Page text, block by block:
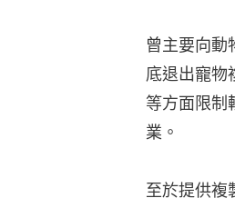
曾主要向動
底退出寵物
等方面限制
業。
至於提供複